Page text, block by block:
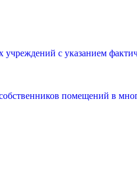
с указанием
помещений в